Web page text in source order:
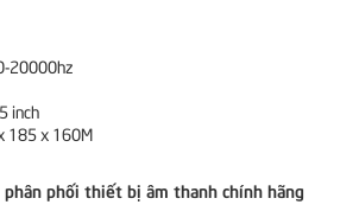
20000hz
inch
185 x 160M
phối thiết bị âm thanh chính hãng